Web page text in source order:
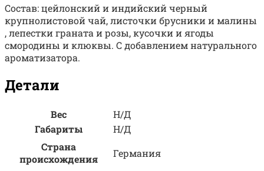
Состав: цейлонский и индийский черный
крупнолистовой чай, листочки брусники и малины
, лепестки граната и розы, кусочки и ягоды
смородины и клюквы. С добавлением натурального
ароматизатора.
Детали
Вес
Н/Д
Габариты
Н/Д
Страна
происхождения
Германия